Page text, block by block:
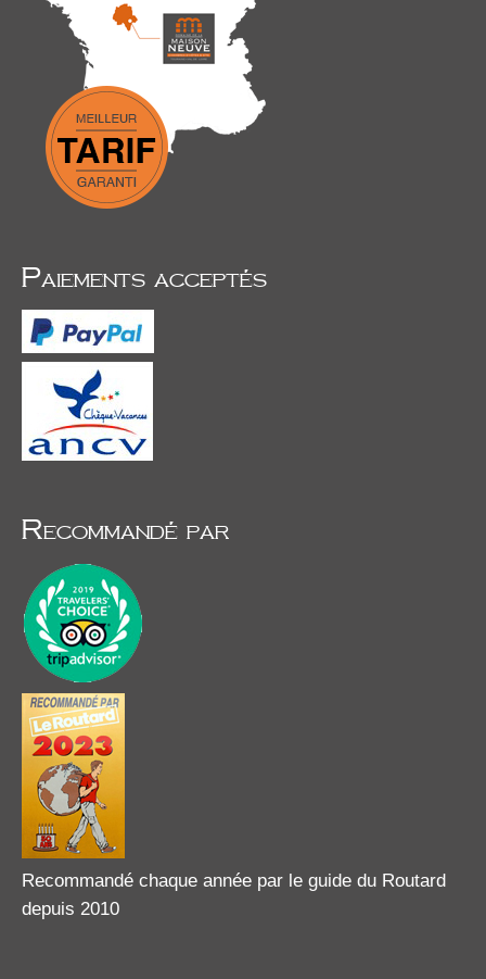
Paiements acceptés
Recommandé par
Recommandé chaque année par le guide du Routard
depuis 2010